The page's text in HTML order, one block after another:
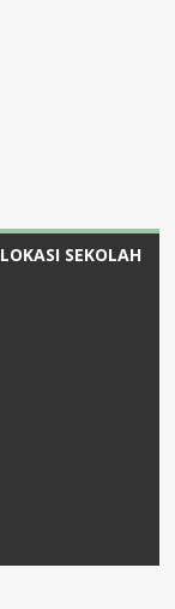
LOKASI SEKOLAH